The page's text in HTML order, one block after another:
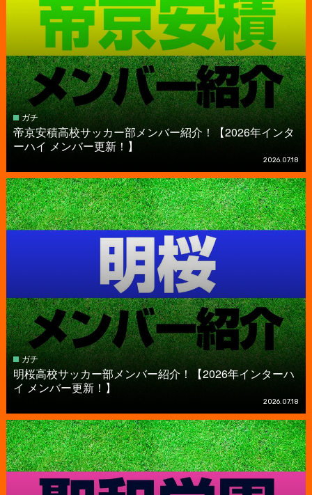
ガチ
帝京安積高校サッカー部メンバー紹介！【2026年インタ
ーハイ メンバー更新！】
2026.07.18
ガチ
明桜高校サッカー部メンバー紹介！【2026年インターハ
イ メンバー更新！】
2026.07.18